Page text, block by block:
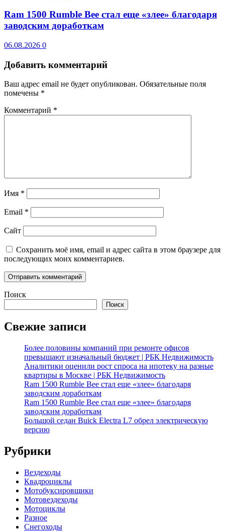
Ram 1500 Rumble Bee стал еще «злее» благодаря
заводским доработкам
06.08.2026 0
Добавить комментарий
Ваш адрес email не будет опубликован. Обязательные поля
помечены *
Комментарий *
Имя *
Email *
Сайт
Сохранить моё имя, email и адрес сайта в этом браузере для
последующих моих комментариев.
Поиск
Поиск
Свежие записи
Более половины компаний при ремонте офисов
превышают изначальный бюджет | РБК Недвижимость
Аналитики оценили рост спроса на ипотеку на разные
квартиры в Москве | РБК Недвижимость
Ram 1500 Rumble Bee стал еще «злее» благодаря
заводским доработкам
Ram 1500 Rumble Bee стал еще «злее» благодаря
заводским доработкам
Большой седан Buick Electra L7 обрел электрическую
версию
Рубрики
Вездеходы
Квадроциклы
Мотобуксировщики
Мотовездеходы
Мотоциклы
Разное
Снегоходы